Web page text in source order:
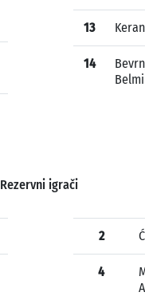
13
14
Rezervni igrači
2
4